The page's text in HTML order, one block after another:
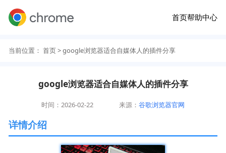
首页帮助中心
当前位置： 首页> google浏览器适合自媒体人的插件分享
google浏览器适合自媒体人的插件分享
时间：2026-02-22 来源：谷歌浏览器官网
详情介绍